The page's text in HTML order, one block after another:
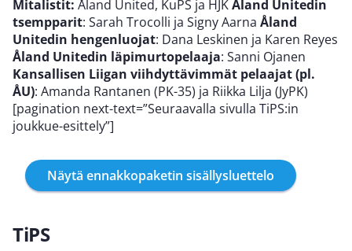
Mitalistit: Åland United, KuPS ja HJKÅland Unitedin
tsempparit: Sarah Trocolli ja Signy Aarna Åland
Unitedin hengenluojat: Dana Leskinen ja Karen Reyes
Åland Unitedin läpimurtopelaaja: Sanni Ojanen
Kansallisen Liigan viihdyttävimmät pelaajat (pl.
ÅU): Amanda Rantanen (PK-35) ja Riikka Lilja (JyPK)
[pagination next-text=”Seuraavalla sivulla TiPS:in
joukkue-esittely”]
Näytä ennakkopaketin sisällysluettelo
TiPS